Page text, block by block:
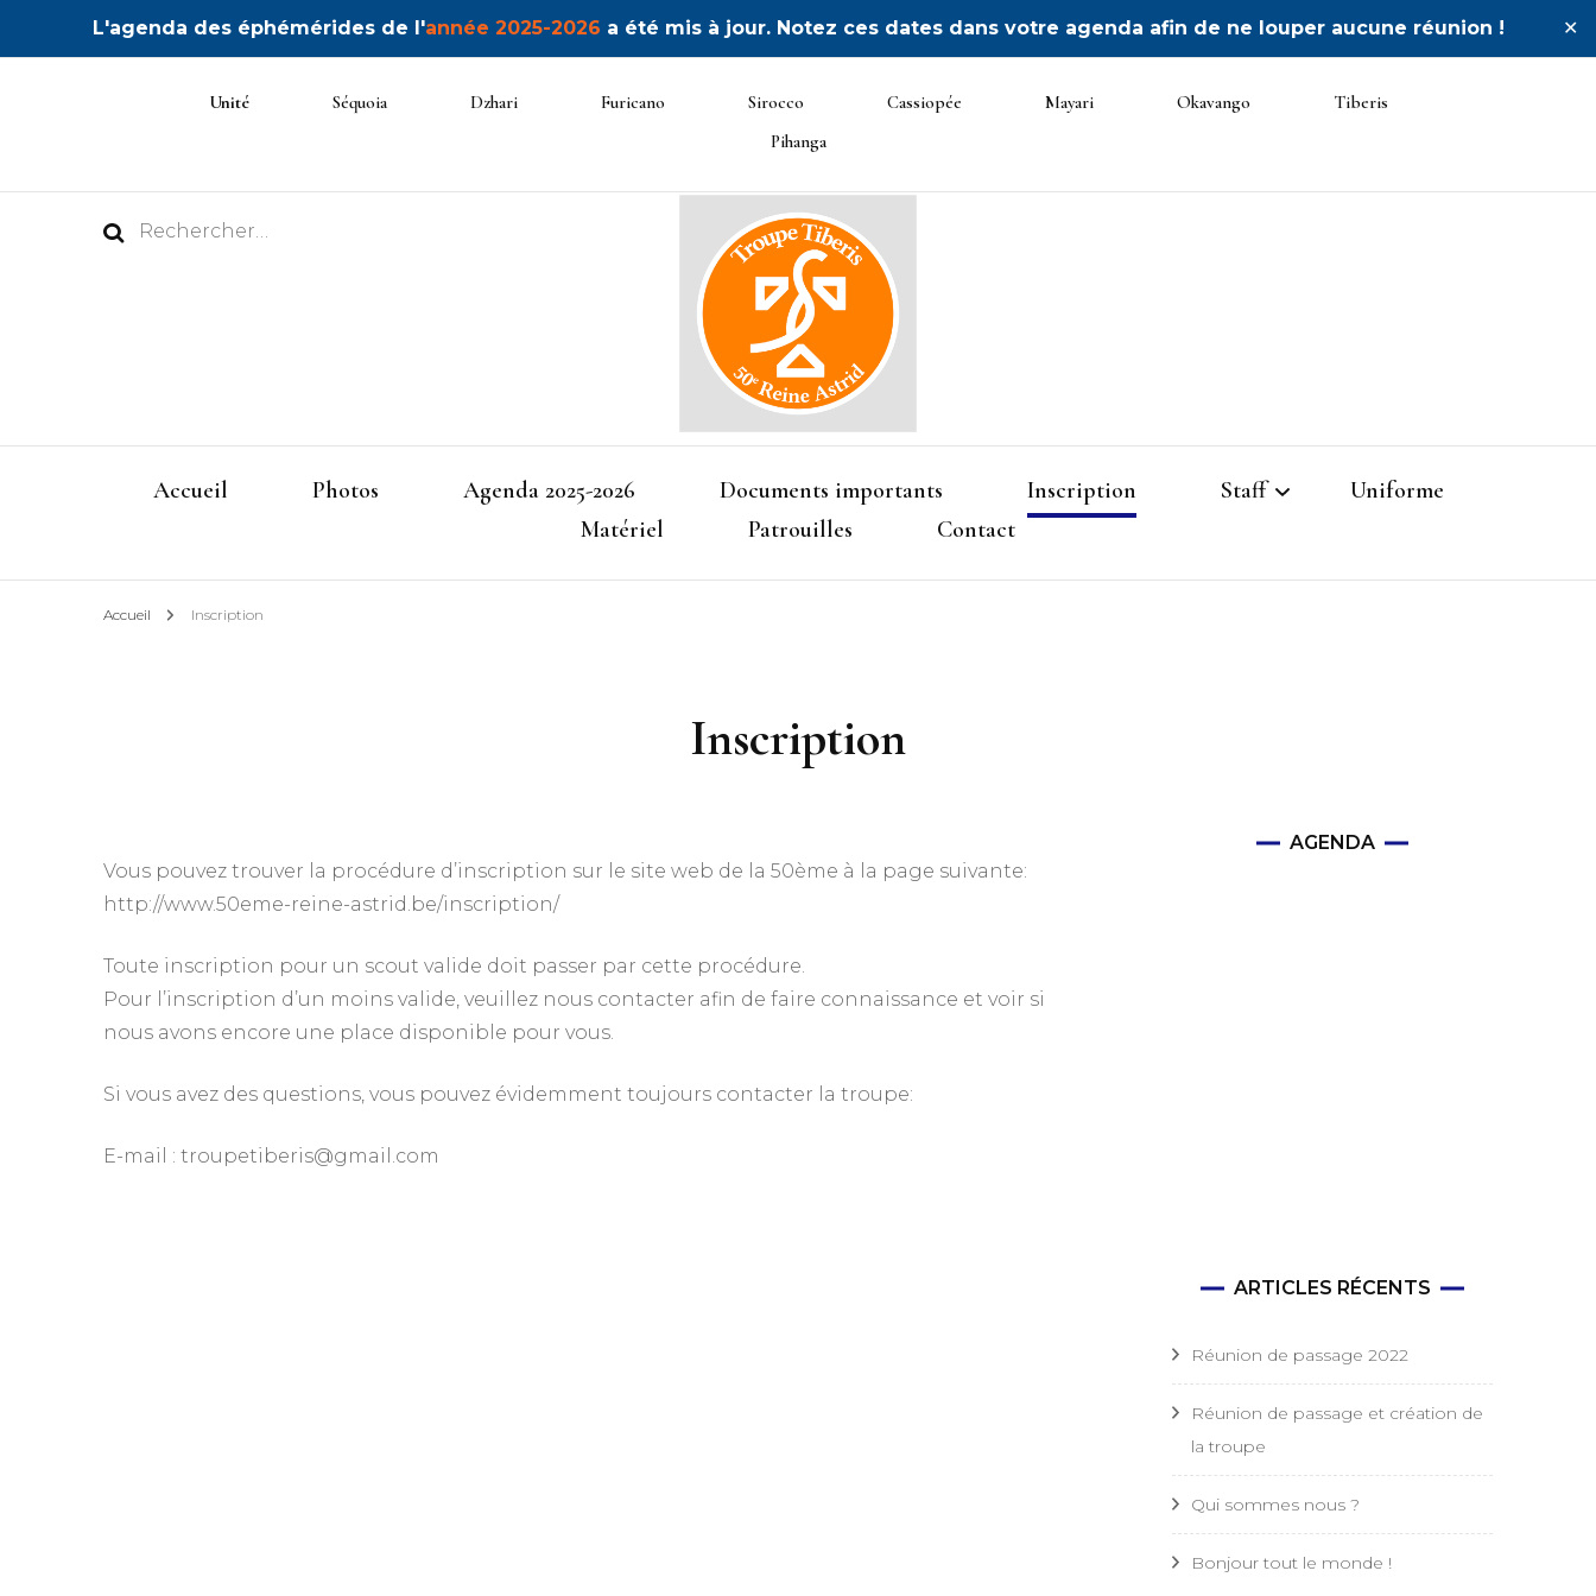
L'agenda des éphémérides de l'année 2025-2026 a été mis à jour. Notez ces dates dans votre agenda afin de ne louper aucune réunion ! ✕
Unité Séquoia Dzhari Furicano Sirocco Cassiopée Mayari Okavango
Tiberis
Pihanga
Rechercher :
Tibéris
50ème Unité Reine Astrid
Accueil Photos Agenda 2025-2026 Documents importants Inscription Staff
Uniforme
Matériel
Patrouilles Contact
Accueil Inscription
Inscription
Vous pouvez trouver la procédure d’inscription sur le site web de la 50ème à la page suivante:
http://www.50eme-reine-astrid.be/inscription/
Toute inscription pour un scout valide doit passer par cette procédure.
Pour l’inscription d’un moins valide, veuillez nous contacter afin de faire connaissance et voir si
nous avons encore une place disponible pour vous.
Si vous avez des questions, vous pouvez évidemment toujours contacter la troupe:
E-mail : troupetiberis@gmail.com
AGENDA
ARTICLES RÉCENTS
Réunion de passage 2022
Réunion de passage et création de
la troupe
Qui sommes nous ?
Bonjour tout le monde !